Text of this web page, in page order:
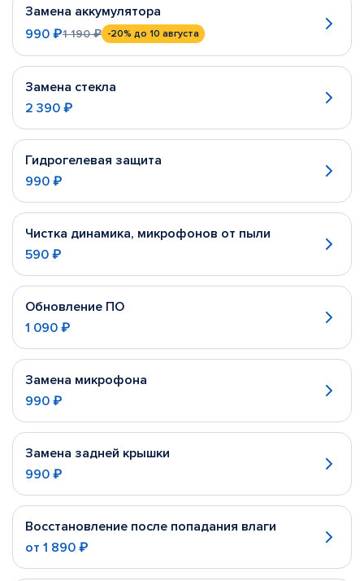
Замена аккумулятора
990 ₽1 190 ₽ -20% до 10 августа
Замена стекла
2 390 ₽
Гидрогелевая защита
990 ₽
Чистка динамика, микрофонов от пыли
590 ₽
Обновление ПО
1 090 ₽
Замена микрофона
990 ₽
Замена задней крышки
990 ₽
Восстановление после попадания влаги
от 1 890 ₽